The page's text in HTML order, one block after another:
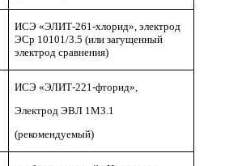
ИСЭ «ЭЛИТ-261-хлорид», электрод
ЭСр 10101/3.5 (или загущенный
электрод сравнения)
ИСЭ «ЭЛИТ-221-фторид»,
Электрод ЭВЛ 1М3.1
(рекомендуемый)